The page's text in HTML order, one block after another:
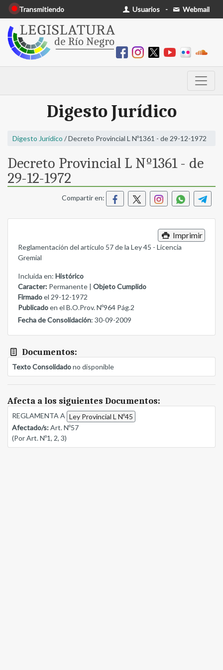
Transmitiendo Usuarios - Webmail
Digesto Jurídico
Digesto Jurídico / Decreto Provincial L Nº1361 - de 29-12-1972
Decreto Provincial L Nº1361 - de
29-12-1972
Compartir en:
Imprimir
Reglamentación del artículo 57 de la Ley 45 - Licencia
Gremial
Incluida en: Histórico
Caracter: Permanente | Objeto Cumplido
Firmadoel 29-12-1972
Publicadoen el B.O.Prov. Nº964 Pág.2
Fecha de Consolidación: 30-09-2009
Documentos:
Texto Consolidadono disponible
Afecta a los siguientes Documentos:
REGLAMENTA A Ley Provincial L Nº45
Afectado/s:Art. Nº57
(Por Art. Nº1, 2, 3)